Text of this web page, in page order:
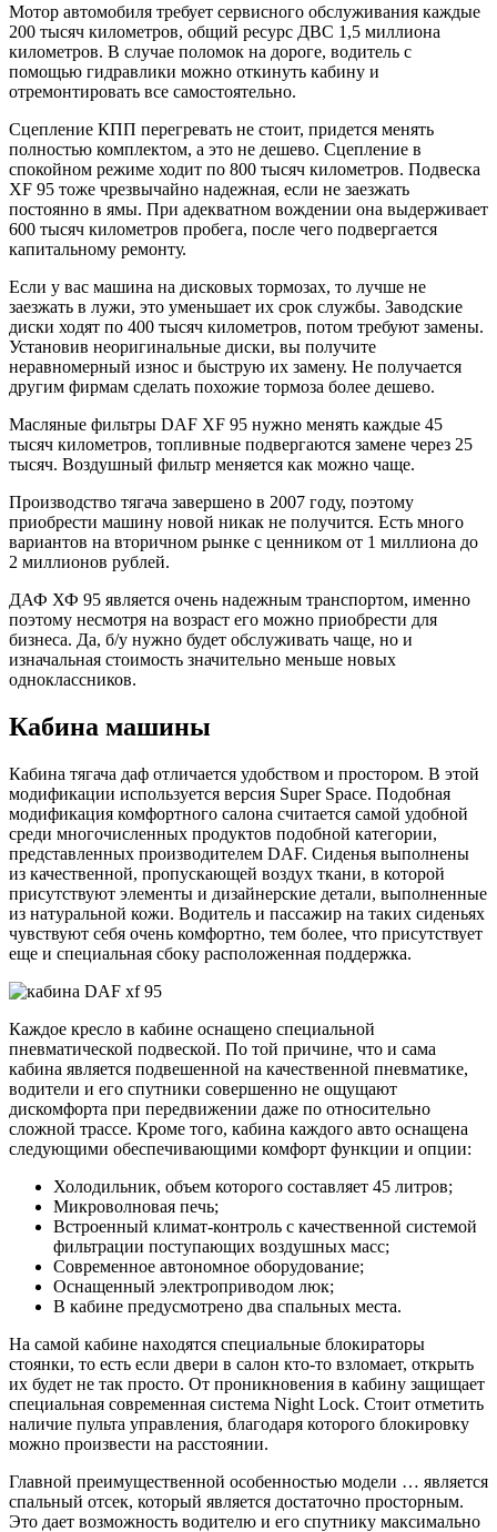
Мотор автомобиля требует сервисного обслуживания каждые
200 тысяч километров, общий ресурс ДВС 1,5 миллиона
километров. В случае поломок на дороге, водитель с
помощью гидравлики можно откинуть кабину и
отремонтировать все самостоятельно.
Сцепление КПП перегревать не стоит, придется менять
полностью комплектом, а это не дешево. Сцепление в
спокойном режиме ходит по 800 тысяч километров. Подвеска
XF 95 тоже чрезвычайно надежная, если не заезжать
постоянно в ямы. При адекватном вождении она выдерживает
600 тысяч километров пробега, после чего подвергается
капитальному ремонту.
Если у вас машина на дисковых тормозах, то лучше не
заезжать в лужи, это уменьшает их срок службы. Заводские
диски ходят по 400 тысяч километров, потом требуют замены.
Установив неоригинальные диски, вы получите
неравномерный износ и быструю их замену. Не получается
другим фирмам сделать похожие тормоза более дешево.
Масляные фильтры DAF XF 95 нужно менять каждые 45
тысяч километров, топливные подвергаются замене через 25
тысяч. Воздушный фильтр меняется как можно чаще.
Производство тягача завершено в 2007 году, поэтому
приобрести машину новой никак не получится. Есть много
вариантов на вторичном рынке с ценником от 1 миллиона до
2 миллионов рублей.
ДАФ ХФ 95 является очень надежным транспортом, именно
поэтому несмотря на возраст его можно приобрести для
бизнеса. Да, б/у нужно будет обслуживать чаще, но и
изначальная стоимость значительно меньше новых
одноклассников.
Кабина машины
Кабина тягача даф отличается удобством и простором. В этой
модификации используется версия Super Space. Подобная
модификация комфортного салона считается самой удобной
среди многочисленных продуктов подобной категории,
представленных производителем DAF. Сиденья выполнены
из качественной, пропускающей воздух ткани, в которой
присутствуют элементы и дизайнерские детали, выполненные
из натуральной кожи. Водитель и пассажир на таких сиденьях
чувствуют себя очень комфортно, тем более, что присутствует
еще и специальная сбоку расположенная поддержка.
Каждое кресло в кабине оснащено специальной
пневматической подвеской. По той причине, что и сама
кабина является подвешенной на качественной пневматике,
водители и его спутники совершенно не ощущают
дискомфорта при передвижении даже по относительно
сложной трассе. Кроме того, кабина каждого авто оснащена
следующими обеспечивающими комфорт функции и опции:
Холодильник, объем которого составляет 45 литров;
Микроволновая печь;
Встроенный климат-контроль с качественной системой
фильтрации поступающих воздушных масс;
Современное автономное оборудование;
Оснащенный электроприводом люк;
В кабине предусмотрено два спальных места.
На самой кабине находятся специальные блокираторы
стоянки, то есть если двери в салон кто-то взломает, открыть
их будет не так просто. От проникновения в кабину защищает
специальная современная система Night Lock. Стоит отметить
наличие пульта управления, благодаря которого блокировку
можно произвести на расстоянии.
Главной преимущественной особенностью модели … является
спальный отсек, который является достаточно просторным.
Это дает возможность водителю и его спутнику максимально